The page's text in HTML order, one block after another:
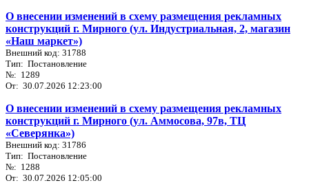
О внесении изменений в схему размещения рекламных
конструкций г. Мирного (ул. Индустриальная, 2, магазин
«Наш маркет»)
Внешний код: 31788
Тип: Постановление
№: 1289
От: 30.07.2026 12:23:00
О внесении изменений в схему размещения рекламных
конструкций г. Мирного (ул. Аммосова, 97в, ТЦ
«Северянка»)
Внешний код: 31786
Тип: Постановление
№: 1288
От: 30.07.2026 12:05:00